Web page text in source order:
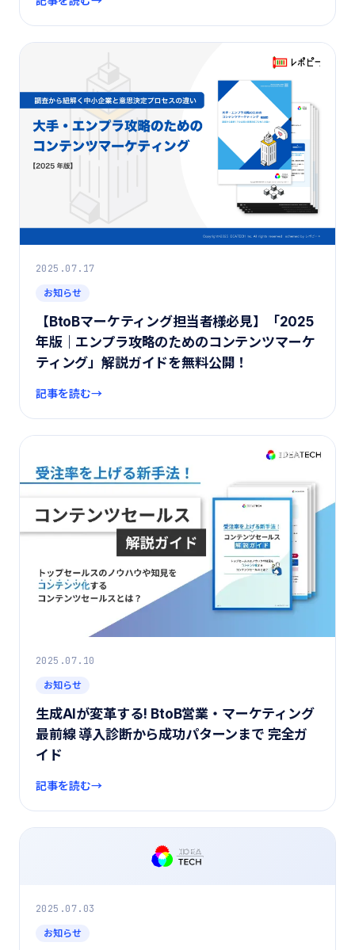
2025.07.17
お知らせ
【BtoBマーケティング担当者様必見】「2025
年版｜エンプラ攻略のためのコンテンツマーケ
ティング」解説ガイドを無料公開！
記事を読む
2025.07.10
お知らせ
生成AIが変革する! BtoB営業・マーケティング
最前線 導入診断から成功パターンまで 完全ガ
イド
記事を読む
2025.07.03
お知らせ